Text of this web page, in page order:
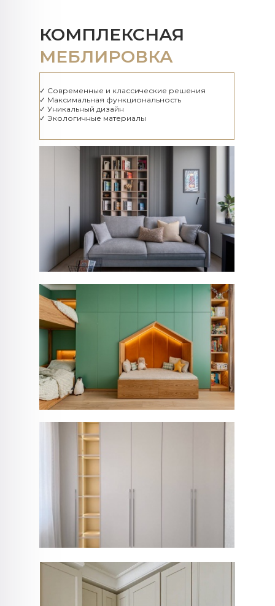
КОМПЛЕКСНАЯ
МЕБЛИРОВКА
✓ Современные и классические решения
✓ Максимальная функциональность
✓ Уникальный дизайн
✓ Экологичные материалы